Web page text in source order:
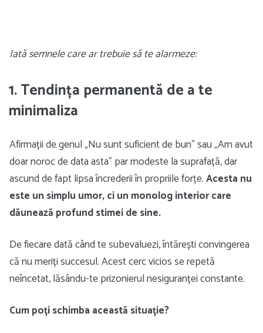
Iată semnele care ar trebuie să te alarmeze:
1. Tendința permanentă de a te
minimaliza
Afirmații de genul „Nu sunt suficient de bun” sau „Am avut
doar noroc de data asta” par modeste la suprafață, dar
ascund de fapt lipsa încrederii în propriile forțe.Acesta nu
este un simplu umor, ci un monolog interior care
dăunează profund stimei de sine.
De fiecare dată când te subevaluezi, întărești convingerea
că nu meriți succesul. Acest cerc vicios se repetă
neîncetat, lăsându-te prizonierul nesiguranței constante.
Cum poți schimba această situație?